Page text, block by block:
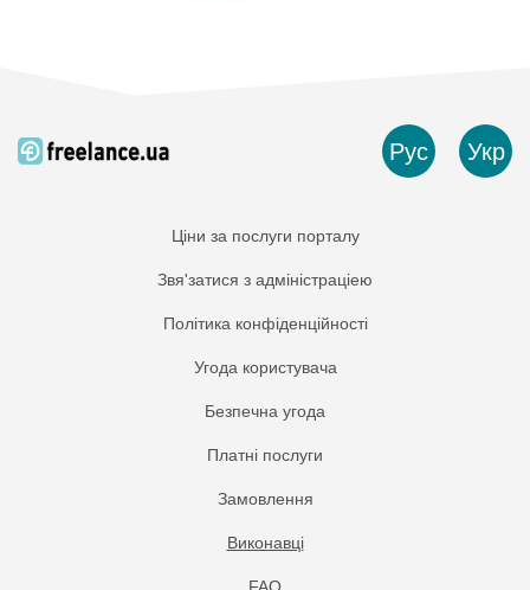
Рус Укр
Ціни за послуги порталу
Звя'затися з адміністраціею
Політика конфіденційності
Угода користувача
Безпечна угода
Платнi послуги
Замовлення
Виконавці